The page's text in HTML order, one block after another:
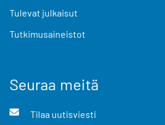
Tulevat julkaisut
Tutkimusaineistot
Seuraa meitä
Tilaa uutisviesti